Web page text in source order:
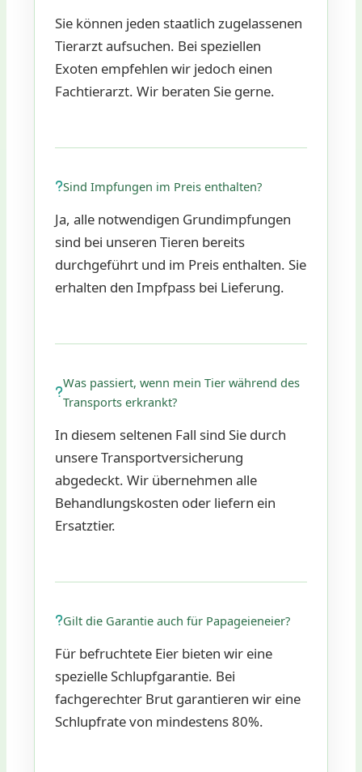
Sie können jeden staatlich zugelassenen
Tierarzt aufsuchen. Bei speziellen
Exoten empfehlen wir jedoch einen
Fachtierarzt. Wir beraten Sie gerne.
Sind Impfungen im Preis enthalten?
Ja, alle notwendigen Grundimpfungen
sind bei unseren Tieren bereits
durchgeführt und im Preis enthalten. Sie
erhalten den Impfpass bei Lieferung.
Was passiert, wenn mein Tier während des
Transports erkrankt?
In diesem seltenen Fall sind Sie durch
unsere Transportversicherung
abgedeckt. Wir übernehmen alle
Behandlungskosten oder liefern ein
Ersatztier.
Gilt die Garantie auch für Papageieneier?
Für befruchtete Eier bieten wir eine
spezielle Schlupfgarantie. Bei
fachgerechter Brut garantieren wir eine
Schlupfrate von mindestens 80%.